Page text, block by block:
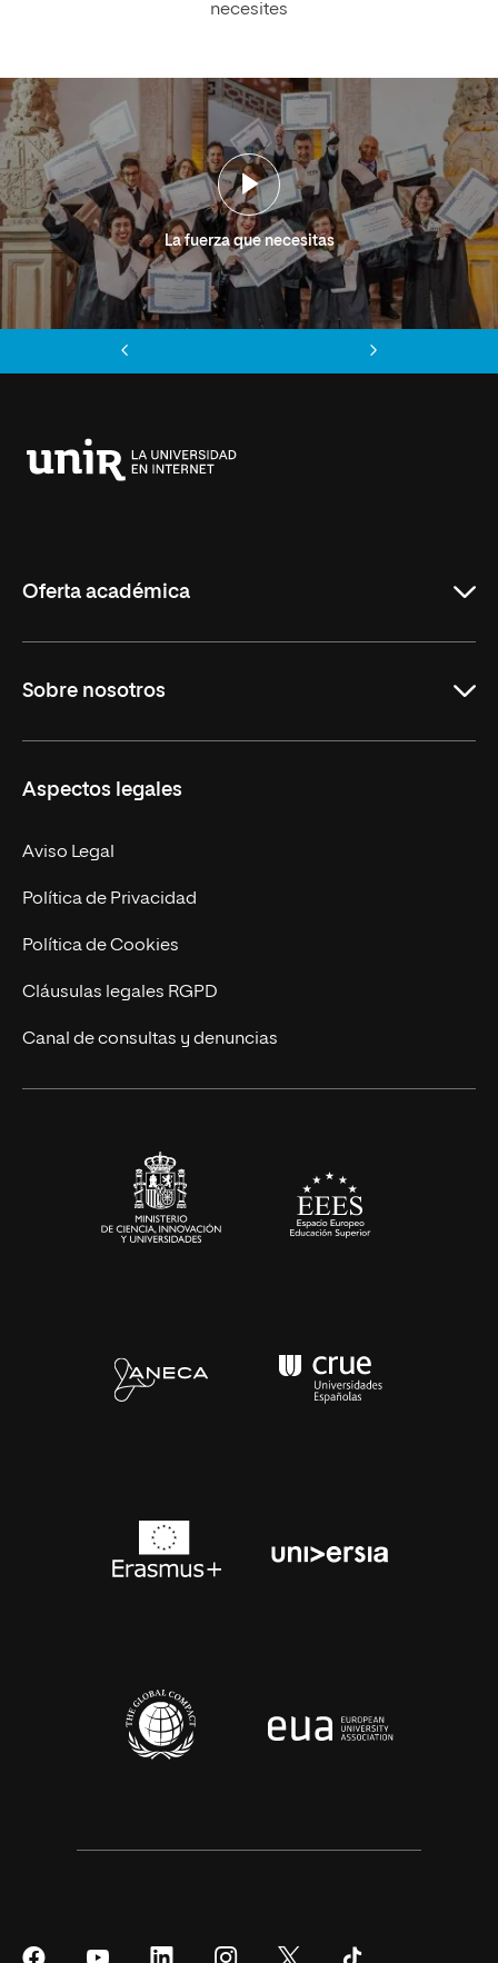
necesites
La fuerza que necesitas
Oferta académica
Másteres Oficiales
Doctorados
Experto Universitario
Postgrados
Cursos Universitarios
Sobre nosotros
Facultades
Nuestro Equipo
Trabaja en UNIR
Actualidad
UNIR Revista
Eventos
Aspectos legales
Aviso Legal
Política de Privacidad
Política de Cookies
Cláusulas legales RGPD
Canal de consultas y denuncias
SíguenosSíguenos SíguenosSíguenos Síguenos